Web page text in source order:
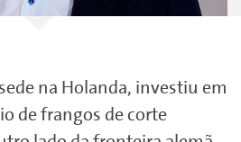
na Holanda, investiu em
de frangos de corte